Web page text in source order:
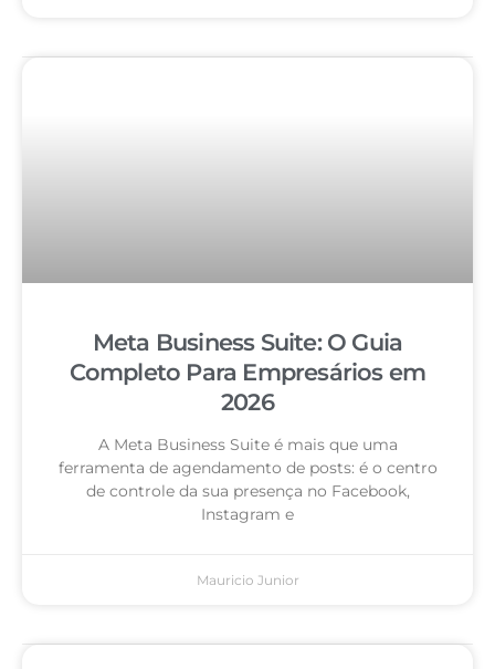
Meta Business Suite: O Guia
Completo Para Empresários em
2026
A Meta Business Suite é mais que uma
ferramenta de agendamento de posts: é o centro
de controle da sua presença no Facebook,
Instagram e
Mauricio Junior